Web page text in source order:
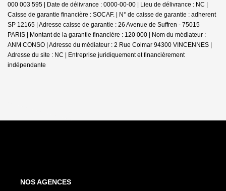
000 003 595 | Date de délivrance : 0000-00-00 | Lieu de délivrance : NC |
Caisse de garantie financière : SOCAF. | N° de caisse de garantie : adherent
SP 12165 | Adresse caisse de garantie : 26 Avenue de Suffren - 75015
PARIS | Montant de la garantie financière : 120 000 | Nom du médiateur :
ANM CONSO | Adresse du médiateur : 2 Rue Colmar 94300 VINCENNES |
Adresse du site : NC | Entreprise juridiquement et financièrement
indépendante
NOS AGENCES